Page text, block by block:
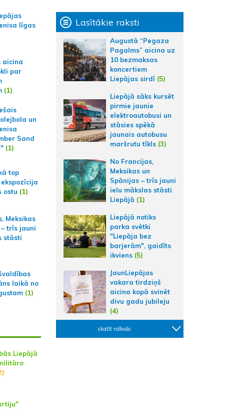
līgas
aicina
par
(1)
un
Sand
(1)
top
ostu (1)
Meksikas
trīs jauni
stāsti
laikā no
(1)
Liepājā
Lasītākie raksti
Augustā “Pegaza
Pagalms” aicina uz
10 bezmaksas
koncertiem
Liepājas sirdī (5)
Liepājā sāks kursēt
pirmie jaunie
elektroautobusi un
stāsies spēkā
jaunais autobusu
maršrutu tīkls (3)
No Francijas,
Meksikas un
Spānijas – trīs jauni
ielu mākslas stāsti
Liepājā (1)
Liepājā notiks
parka svētki
"Liepāja bez
barjerām", gaidīts
ikviens (5)
JaunLiepājas
vakara tirdziņš
aicina kopā svinēt
divu gadu jubileju
(4)
skatīt nākošo